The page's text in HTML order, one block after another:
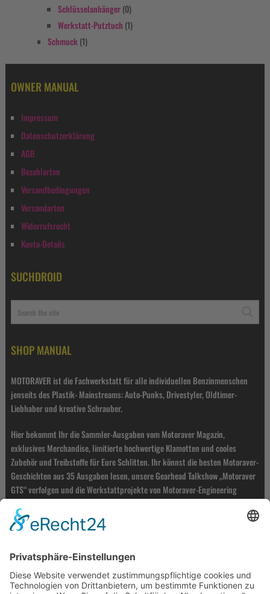
Schlüsselanhänger(0)
Werkstatt-Putztuch (1)
Schmuck (1)
OWNER MANUAL
Impressum
Datenschutzerklärung
AGB
Bezahlarten
Versandbedingungen
Versandarten
Widerrufsrecht
Konto-Details
SUCHDROID
SHOP MANUAL
MOTORAVER ist die Fachwerkstatt für alle individuellen Benzinmenschen
jenseits des Plastik- Mainstreams: Auto-Punks, Drivestyler, Oldtimer-
Liebhaber und kreative Schrauber.
Hier bekommt Ihr die Sammler-Ausgaben vom Motoraver Magazin,
exklusives Merchandise, limitierte hochwertige Klamotten und cooles
Zubehör und Treibstoffe für Eure Schlitten. Ihr könnst die besten Motoraver-
Geschichten aus 35 Ausgaben lesen, unsere Gearhead Talkshow „Motoraver
GTS“ verfolgen und die Werkstattprojekte von Motoraver-Engineering
MOTORAVER VERLAG